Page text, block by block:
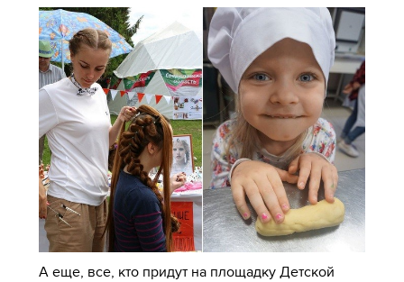
А еще, все, кто придут на площадку Детской